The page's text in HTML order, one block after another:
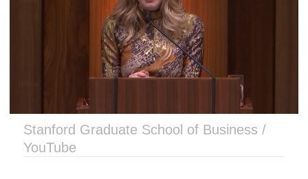
Stanford Graduate School of Business /
YouTube